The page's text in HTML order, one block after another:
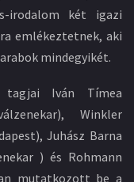
irodalom két igazi
emlékeztetnek, aki
mindegyikét.
Iván Tímea
Winkler
Juhász Barna
) és Rohmann
mutatkozott be a